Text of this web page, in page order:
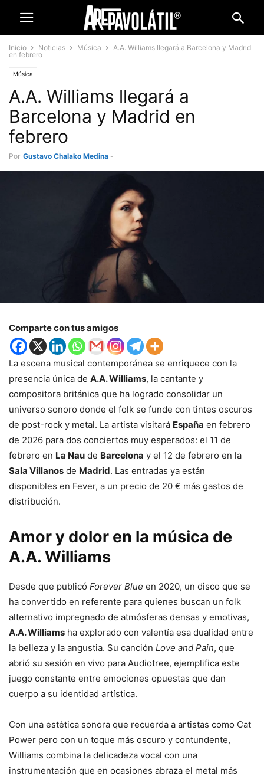
Inicio Noticias Música
A.A. Williams llegará a Barcelona y Madrid
en febrero
Música
A.A. Williams llegará a
Barcelona y Madrid en
febrero
Por Gustavo Chalako Medina -
Comparte con tus amigos
La escena musical contemporánea se enriquece con la
presencia única de A.A. Williams, la cantante y
compositora británica que ha logrado consolidar un
universo sonoro donde el folk se funde con tintes oscuros
de post-rock y metal. La artista visitará España en febrero
de 2026 para dos conciertos muy esperados: el 11 de
febrero en La Nau de Barcelona y el 12 de febrero en la
Sala Villanos de Madrid. Las entradas ya están
disponibles en Fever, a un precio de 20 € más gastos de
distribución.
Amor y dolor en la música de
A.A. Williams
Desde que publicó Forever Blue en 2020, un disco que se
ha convertido en referente para quienes buscan un folk
alternativo impregnado de atmósferas densas y emotivas,
A.A. Williams ha explorado con valentía esa dualidad entre
la belleza y la angustia. Su canción Love and Pain, que
abrió su sesión en vivo para Audiotree, ejemplifica este
juego constante entre emociones opuestas que dan
cuerpo a su identidad artística.
Con una estética sonora que recuerda a artistas como Cat
Power pero con un toque más oscuro y contundente,
Williams combina la delicadeza vocal con una
instrumentación que en ocasiones abraza el metal más